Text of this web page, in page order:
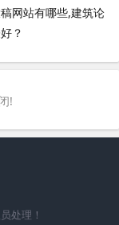
网站有哪些,建筑论
？
!
处理！